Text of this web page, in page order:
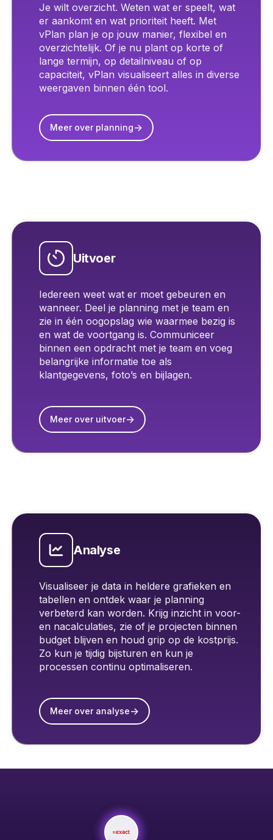
Je wilt overzicht. Weten wat er speelt, wat
er aankomt en wat prioriteit heeft. Met
vPlan plan je op jouw manier, flexibel en
overzichtelijk. Of je nu plant op korte of
lange termijn, op detailniveau of op
capaciteit, vPlan visualiseert alles in diverse
weergaven binnen één tool.
Meer over planning->
Uitvoer
Iedereen weet wat er moet gebeuren en
wanneer. Deel je planning met je team en
zie in één oogopslag wie waarmee bezig is
en wat de voortgang is. Communiceer
binnen een opdracht met je team en voeg
belangrijke informatie toe als
klantgegevens, foto’s en bijlagen.
Meer over uitvoer->
Analyse
Visualiseer je data in heldere grafieken en
tabellen en ontdek waar je planning
verbeterd kan worden. Krijg inzicht in voor-
en nacalculaties, zie of je projecten binnen
budget blijven en houd grip op de kostprijs.
Zo kun je tijdig bijsturen en kun je
processen continu optimaliseren.
Meer over analyse->